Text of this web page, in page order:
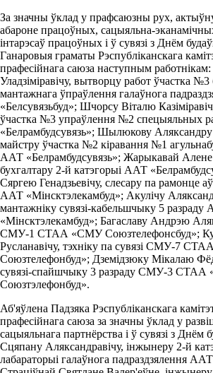
За значны ўклад у прафсаюзны рух,
абароне працоўных, сацыяльна-
інтарэсаў працоўных і ў сувязі з Днём
Ганаровыя граматы Рэспубліканскага
прафесійнага саюза наступным
Уладзіміравічу, вытворцу работ ўчастка №3
мантажнага ўпраўлення галаўнога
«Белсувязьбуд»; Шчорсу Віталю
ўчастка №3 упраўлення №2 спецыяльных
«Белрамбудсувязь»; Шылюкову
майстру ўчастка №2 кіравання №1
ААТ «Белрамбудсувязь»; Жарыкавай Алене
бухгалтару 2-й катэгорыі ААТ
Сяргею Генадзьевічу, слесару па рамонце
ААТ «Мінсктэлекамбуд»; Акулічу
мантажніку сувязі-кабельшчыку 5 разраду
«Мінсктэлекамбуд»; Багаславу Андрэю
СМУ-1 СТАА «СМУ Союзтелефонсбуд»;
Русланавічу, тэхніку па сувязі СМУ-7
Союзтелефонбуд»; Дземідзюку Мікалаю
сувязі-спайшчыку 3 разраду СМУ-3
Союзтэлефонбуд».
Аб'яўлена Падзяка Рэспубліканскага
прафесійнага саюза за значны ўклад у
сацыяльнага партнёрства і ў сувязі з Днём
Сцяпану Аляксандравічу, інжынеру 2-й
лабараторыі галаўнога падраздзялення ААТ